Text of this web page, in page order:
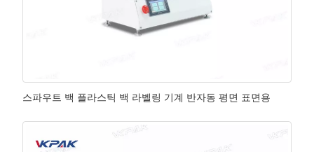
스파우트 백 플라스틱 백 라벨링 기계 반자동 평면 표면용